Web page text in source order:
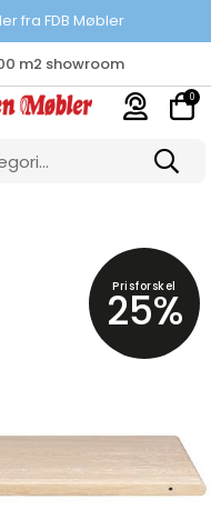
fra FDB Møbler
Prisgaranti
m2 showroom
parkeringsforhold
0
Prisforskel
25%